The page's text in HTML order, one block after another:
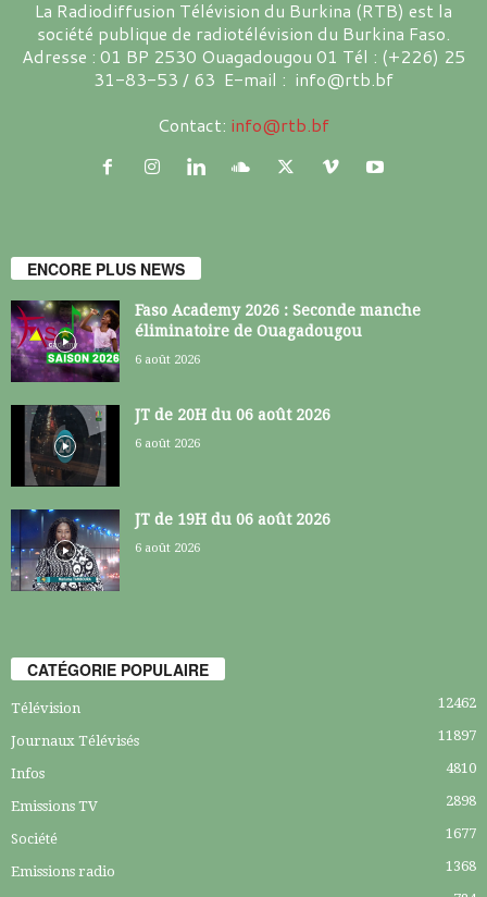
La Radiodiffusion Télévision du Burkina (RTB) est la
société publique de radiotélévision du Burkina Faso.
Adresse : 01 BP 2530 Ouagadougou 01 Tél : (+226) 25
31-83-53 / 63 E-mail : info@rtb.bf
Contact: info@rtb.bf
ENCORE PLUS NEWS
Faso Academy 2026 : Seconde manche
éliminatoire de Ouagadougou
6 août 2026
JT de 20H du 06 août 2026
6 août 2026
JT de 19H du 06 août 2026
6 août 2026
CATÉGORIE POPULAIRE
Télévision 12462
Journaux Télévisés 11897
Infos 4810
Emissions TV 2898
Société 1677
Emissions radio 1368